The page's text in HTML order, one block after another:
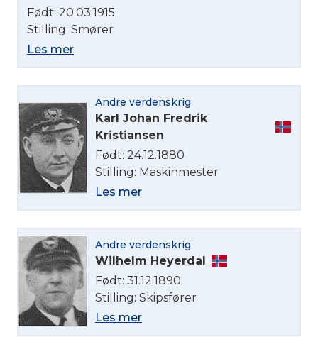
Født: 20.03.1915
Stilling: Smører
Les mer
Andre verdenskrig
Karl Johan Fredrik
Kristiansen
Født: 24.12.1880
Stilling: Maskinmester
Les mer
Andre verdenskrig
Wilhelm Heyerdal
Født: 31.12.1890
Stilling: Skipsfører
Les mer
English
Norsk bokmål